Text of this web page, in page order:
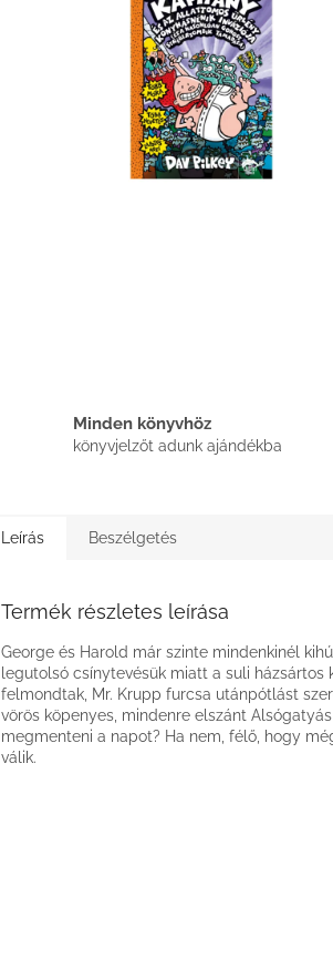
Minden könyvhöz
könyvjelzőt adunk ajándékba
Leírás Beszélgetés
Termék részletes leírása
George és Harold már szinte mindenkinél
legutolsó csínytevésük miatt a suli házsártos
felmondtak, Mr. Krupp furcsa utánpótlást
vörös köpenyes, mindenre elszánt
megmenteni a napot? Ha nem, félő, hogy
válik.